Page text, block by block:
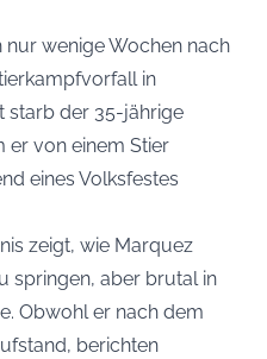
nur wenige Wochen nach
in
starb der 35-jährige
er von einem Stier
eines Volksfestes
zeigt, wie Marquez
springen, aber brutal in
Obwohl er nach dem
berichten